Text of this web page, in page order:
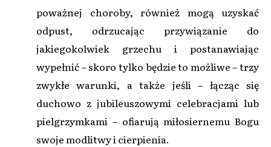
poważnej choroby, również mogą uzyskać
odpust, odrzucając przywiązanie do
jakiegokolwiek grzechu i postanawiając
wypełnić – skoro tylko będzie to możliwe – trzy
zwykłe warunki, a także jeśli – łącząc się
duchowo z jubileuszowymi celebracjami lub
pielgrzymkami – ofiarują miłosiernemu Bogu
swoje modlitwy i cierpienia.